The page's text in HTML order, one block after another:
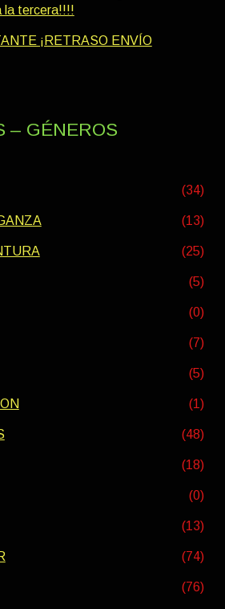
la tercera!!!!
¡RETRASO ENVÍO
– GÉNEROS
(34)
(13)
(25)
(5)
(0)
(7)
(5)
(1)
(48)
(18)
(0)
(13)
(74)
(76)